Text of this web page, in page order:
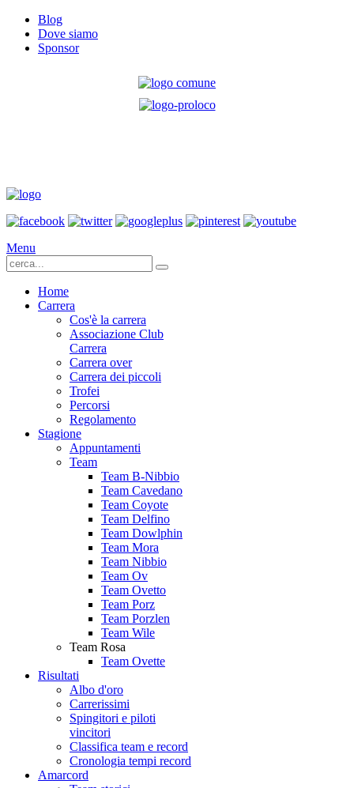
Blog
Dove siamo
Sponsor
Menu
Home
Carrera
Cos'è la carrera
Associazione Club
Carrera
Carrera over
Carrera dei piccoli
Trofei
Percorsi
Regolamento
Stagione
Appuntamenti
Team
Team B-Nibbio
Team Cavedano
Team Coyote
Team Delfino
Team Dowlphin
Team Mora
Team Nibbio
Team Ov
Team Ovetto
Team Porz
Team Porzlen
Team Wile
Team Rosa
Team Ovette
Risultati
Albo d'oro
Carrerissimi
Spingitori e piloti
vincitori
Classifica team e record
Cronologia tempi record
Amarcord